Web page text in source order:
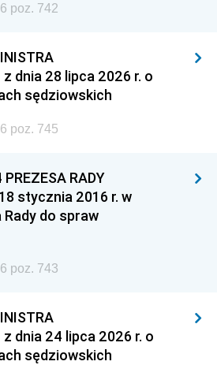
poz. 742
z dnia 28 lipca 2026 r. o
sędziowskich
poz. 745
RADY
stycznia 2016 r. w
do spraw
poz. 743
z dnia 24 lipca 2026 r. o
sędziowskich